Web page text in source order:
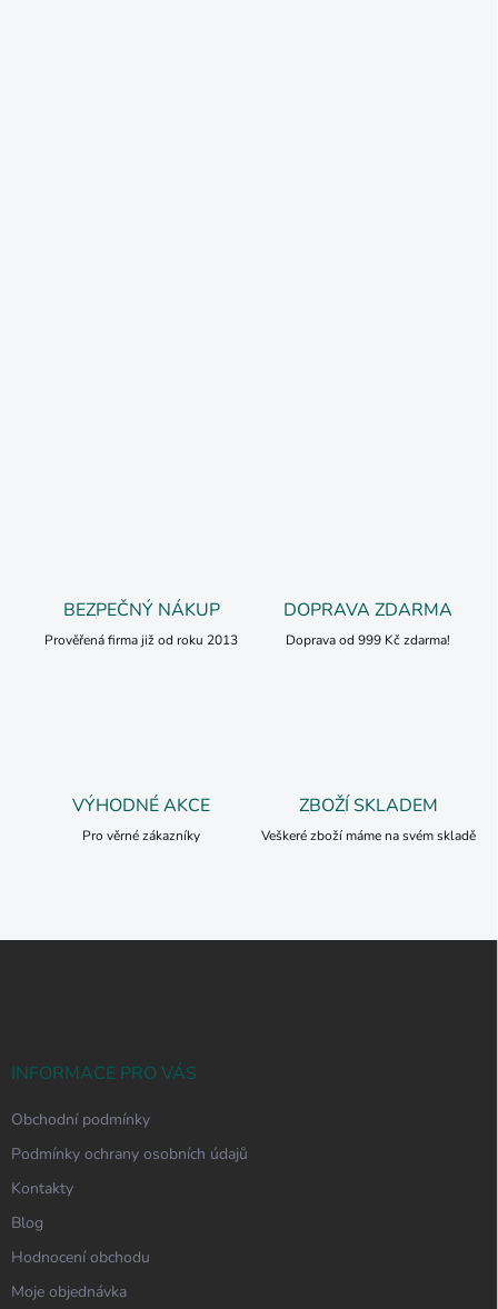
BEZPEČNÝ NÁKUP
Prověřená firma již od roku 2013
DOPRAVA ZDARMA
Doprava od 999 Kč zdarma!
VÝHODNÉ AKCE
Pro věrné zákazníky
ZBOŽÍ SKLADEM
Veškeré zboží máme na svém skladě
INFORMACE PRO VÁS
Obchodní podmínky
Podmínky ochrany osobních údajů
Kontakty
Blog
Hodnocení obchodu
Moje objednávka